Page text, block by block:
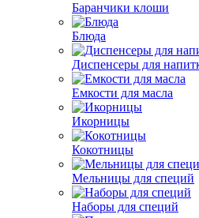
Баранчики клоши
Блюда
Диспенсеры для
Емкости для масла
Икорницы
Кокотницы
Мельницы для специй
Наборы для специй